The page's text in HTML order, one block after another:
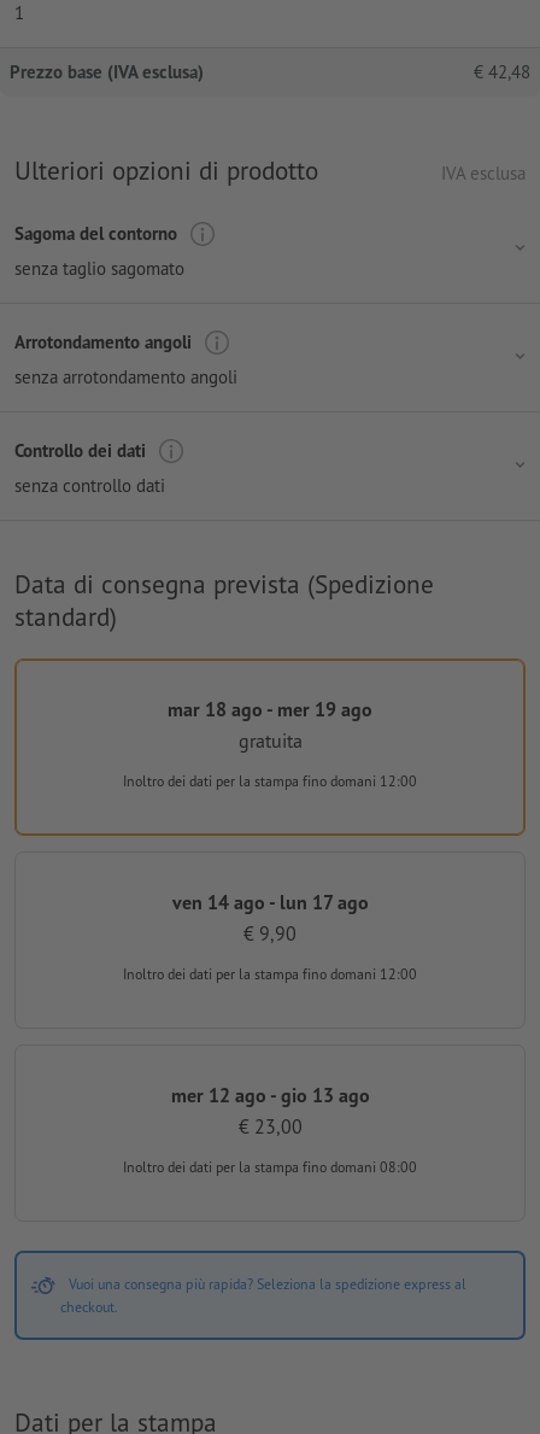
1
Prezzo base (IVA esclusa) € 42,48
Ulteriori opzioni di prodotto IVA esclusa
Sagoma del contorno
senza taglio sagomato
Arrotondamento angoli
senza arrotondamento angoli
Controllo dei dati
senza controllo dati
Data di consegna prevista (Spedizione
standard)
mar 18 ago - mer 19 ago
gratuita
Inoltro dei dati per la stampa fino domani 12:00
ven 14 ago - lun 17 ago
€ 9,90
Inoltro dei dati per la stampa fino domani 12:00
mer 12 ago - gio 13 ago
€ 23,00
Inoltro dei dati per la stampa fino domani 08:00
Vuoi una consegna più rapida? Seleziona la spedizione express al
checkout.
Dati per la stampa